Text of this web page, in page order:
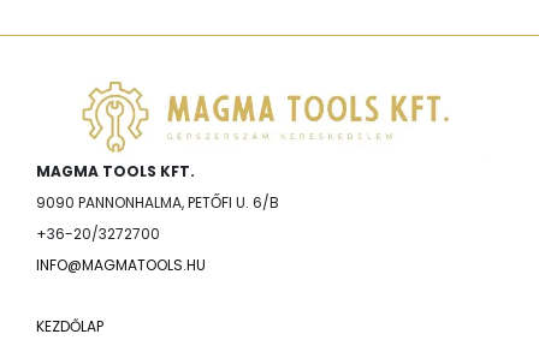
MAGMA TOOLS KFT.
9090 PANNONHALMA, PETŐFI U. 6/B
+36-20/3272700
INFO@MAGMATOOLS.HU
KEZDŐLAP